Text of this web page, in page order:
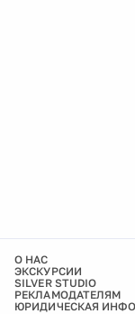
О НАС
ЭКСКУРСИИ
SILVER STUDIO
РЕКЛАМОДАТЕЛЯМ
ЮРИДИЧЕСКАЯ